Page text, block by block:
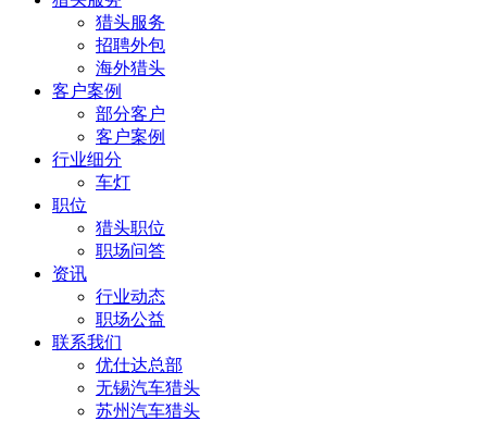
猎头服务
招聘外包
海外猎头
客户案例
部分客户
客户案例
行业细分
车灯
职位
猎头职位
职场问答
资讯
行业动态
职场公益
联系我们
优仕达总部
无锡汽车猎头
苏州汽车猎头